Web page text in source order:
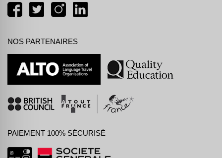
NOS PARTENAIRES
PAIEMENT 100% SÉCURISÉ